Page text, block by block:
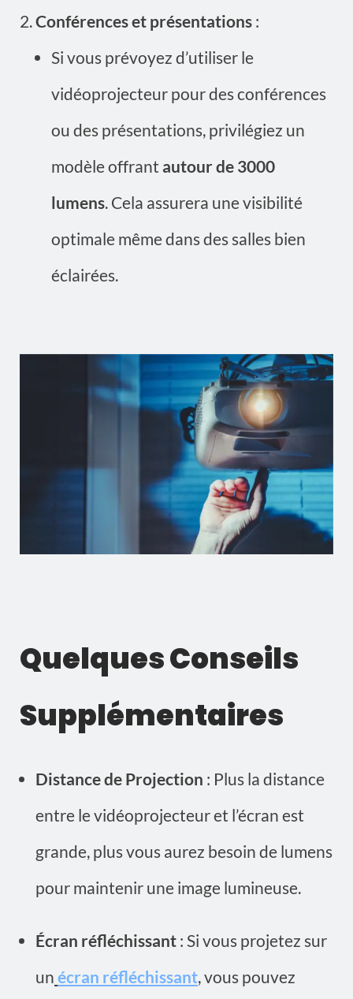
Conférences et présentations :
Si vous prévoyez d’utiliser le
vidéoprojecteur pour des conférences
ou des présentations, privilégiez un
modèle offrant autour de 3000
lumens. Cela assurera une visibilité
optimale même dans des salles bien
éclairées.
Quelques Conseils
Supplémentaires
Distance de Projection : Plus la distance
entre le vidéoprojecteur et l’écran est
grande, plus vous aurez besoin de lumens
pour maintenir une image lumineuse.
Écran réfléchissant : Si vous projetez sur
un écran réfléchissant, vous pouvez